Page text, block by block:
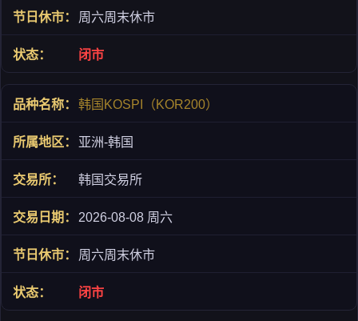
周六周末休市
闭市
韩国KOSPI（KOR200）
亚洲-韩国
韩国交易所
2026-08-08 周六
周六周末休市
闭市